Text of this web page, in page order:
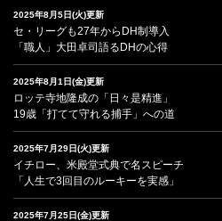
2025年8月5日(火)更新
セ・リーグも27年からDH制導入
「職人」大田卓司語るDHの心得
2025年8月1日(金)更新
ロッテ寺地隆成の「日々是精進」
19歳「打てて守れる捕手」への道
2025年7月29日(火)更新
イチロー、米殿堂式典で名スピーチ
「人生で3回目のルーキーを実感」
2025年7月25日(金)更新